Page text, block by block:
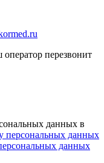
перезвонит
данных в
персональных данных
данных